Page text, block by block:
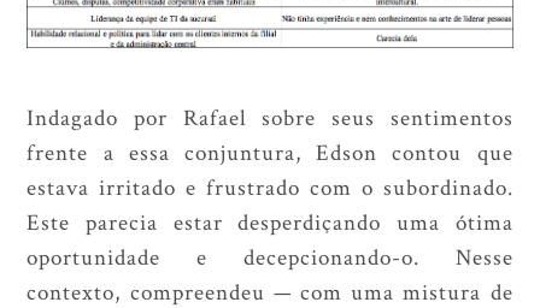
Indagado por Rafael sobre seus sentimentos
frente a essa conjuntura, Edson contou que
estava irritado e frustrado com o subordinado.
Este parecia estar desperdiçando uma ótima
oportunidade e decepcionando-o. Nesse
contexto, compreendeu — com uma mistura de